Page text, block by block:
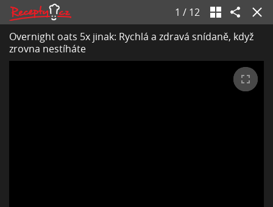
1 / 12
Overnight oats 5x jinak: Rychlá a zdravá snídaně, když
zrovna nestíháte